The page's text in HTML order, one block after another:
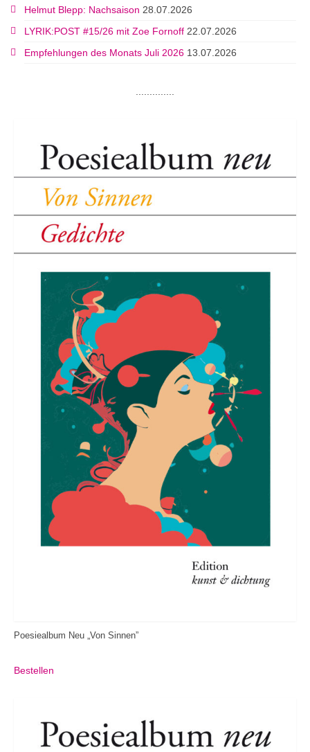
Helmut Blepp: Nachsaison 28.07.2026
LYRIK:POST #15/26 mit Zoe Fornoff 22.07.2026
Empfehlungen des Monats Juli 2026 13.07.2026
Poesiealbum Neu „Von Sinnen”
Bestellen